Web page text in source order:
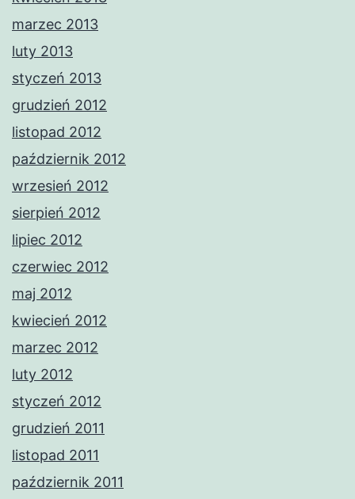
marzec 2013
luty 2013
styczeń 2013
grudzień 2012
listopad 2012
październik 2012
wrzesień 2012
sierpień 2012
lipiec 2012
czerwiec 2012
maj 2012
kwiecień 2012
marzec 2012
luty 2012
styczeń 2012
grudzień 2011
listopad 2011
październik 2011